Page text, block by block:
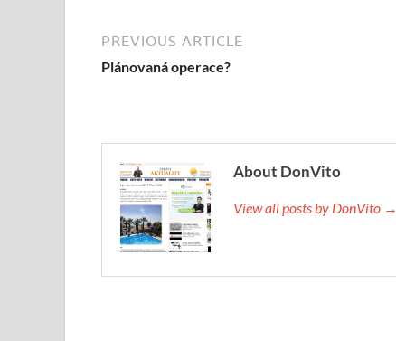
PREVIOUS ARTICLE
Plánovaná operace?
About DonVito
View all posts by DonVito →